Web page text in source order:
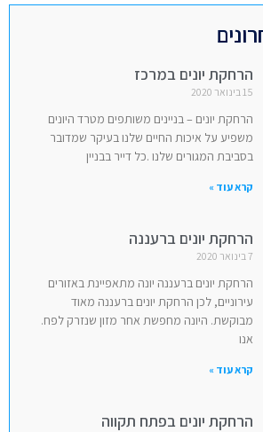
הרחקת יונים במרכז
הרחקת יונים – בניינים משותפים מטרד היונים
משפיע על איכות החיים שלנו בעיקר שמדובר
בסביבת המגורים שלנו .כל דייר בבניין
קרא עוד »
הרחקת יונים ברעננה
הרחקת יונים ברעננה יונה מתאפיינת באזורים
עירוניים, לכן הרחקת יונים ברעננה מאוד
מבוקשת. היונה מחפשת אחר מזון שנזרק לפח.
קרא עוד »
הרחקת יונים בפתח תקווה